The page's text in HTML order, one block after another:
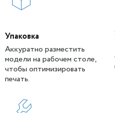
Упаковка
Аккуратно разместить
модели на рабочем столе,
чтобы оптимизировать
печать.